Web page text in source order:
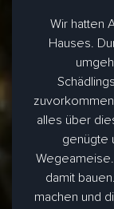
Wir hatten
Hauses.
alles über
genügte
damit
machen und